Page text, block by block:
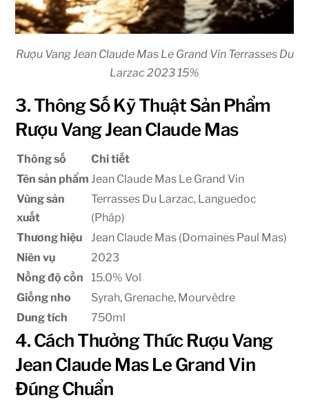
Rượu Vang Jean Claude Mas Le Grand Vin Terrasses Du
Larzac 2023 15%
3. Thông Số Kỹ Thuật Sản Phẩm
Rượu Vang Jean Claude Mas
Thông số
Chi tiết
Tên sản phẩm Jean Claude Mas Le Grand Vin
Vùng sản
xuất
Terrasses Du Larzac, Languedoc
(Pháp)
Thương hiệu
Jean Claude Mas (Domaines Paul Mas)
Niên vụ
2023
Nồng độ cồn
15.0% Vol
Giống nho
Syrah, Grenache, Mourvèdre
Dung tích
750ml
4. Cách Thưởng Thức Rượu Vang
Jean Claude Mas Le Grand Vin
Đúng Chuẩn